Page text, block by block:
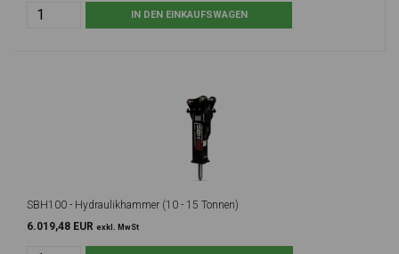
SBH100 - Hydraulikhammer (10 - 15 Tonnen)
6.019,48 EUR exkl. MwSt